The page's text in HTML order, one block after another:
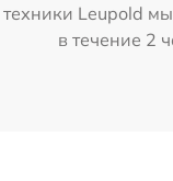
техники Leupold
в течение 2